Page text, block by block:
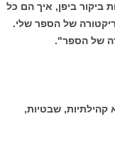
ביקור ביפן, איך הם כל
של הספר שלי.
של הספר".
שבטיות,